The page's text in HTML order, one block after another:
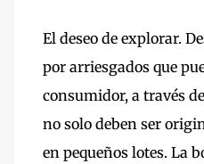
El deseo de explorar.
por arriesgados que
consumidor, a través
no solo deben ser
en pequeños lotes. La